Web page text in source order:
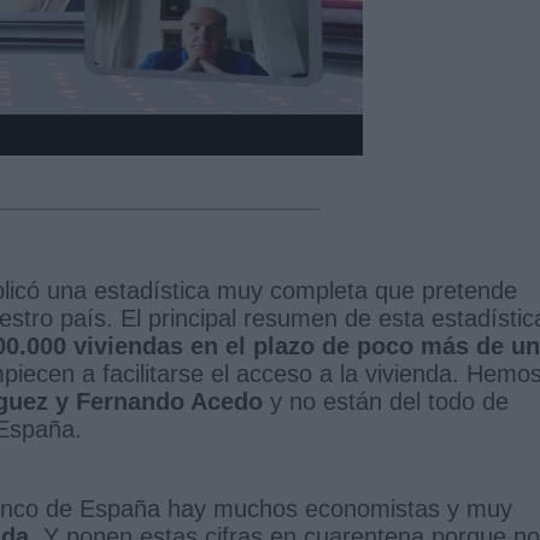
una estadística muy completa que pretende
país. El principal resumen de esta
viviendas en el plazo de poco más de un
a facilitarse el acceso a la vivienda.
y Fernando Acedo y no están del todo de
de España hay muchos economistas y muy